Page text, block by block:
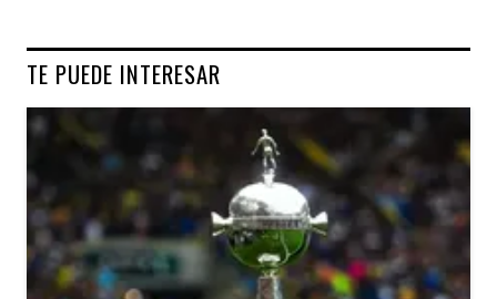
TE PUEDE INTERESAR